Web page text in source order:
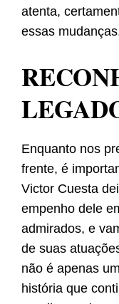
atenta,
essas
Enquanto nos
frente, é
Victor Cuesta
empenho dele
admirados, e
de suas
não é apenas
história que